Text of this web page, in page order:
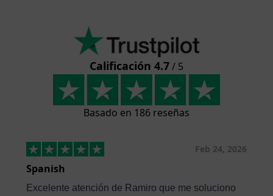
Calificación 4.7/ 5
Basado en 186 reseñas
Feb 24, 2026
Spanish
Excelente atención de Ramiro que me soluciono